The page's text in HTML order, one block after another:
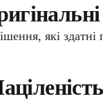
які